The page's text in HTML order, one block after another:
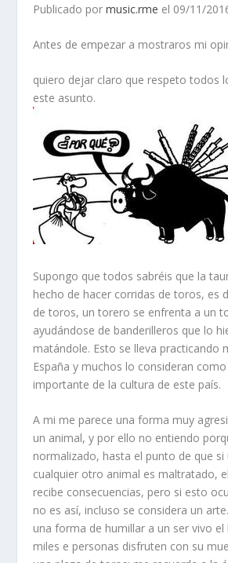
Publicado pormusic.rme el 09/11/
Antes de empezar a mostraros mi
quiero dejar claro que respeto todos
este asunto.
Supongo que todos sabréis que la
hecho de hacer corridas de toros, es
de toros, un torero se enfrenta a un
ayudándose de banderilleros que lo
matándole. Esto se lleva practicando
España y muchos lo consideran
importante de la cultura de este país.
A mi me parece una forma muy
un animal, y por ello no entiendo
normalizado, hasta el punto de que si
cualquier otro animal es maltratado,
recibe consecuencias, pero si esto
no es así, incluso se considera un
una forma de humillar a un ser vivo el
miles e personas disfruten con su